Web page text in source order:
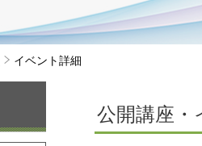
イベント詳細
公開講座・